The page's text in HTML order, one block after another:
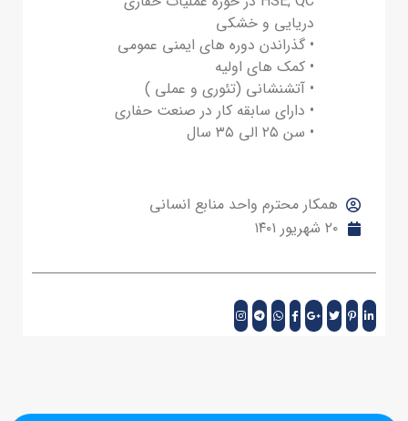
دریایی و خشکی
• گذراندن دوره های ایمنی عمومی
• کمک های اولیه
• آتشنشانی (تئوری و عملی )
• دارای سابقه کار در صنعت حفاری
• سن ۲۵ الی ۳۵ سال
همکار محترم واحد منابع انسانی
۲۰ شهریور ۱۴۰۱